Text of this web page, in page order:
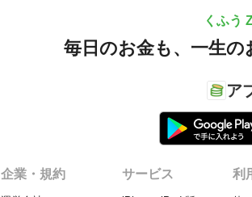
くふう
毎日のお金も、 一生の
ア
企業・規約 サービス 利